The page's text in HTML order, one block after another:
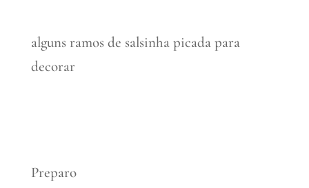
alguns ramos de salsinha picada para
decorar
Preparo